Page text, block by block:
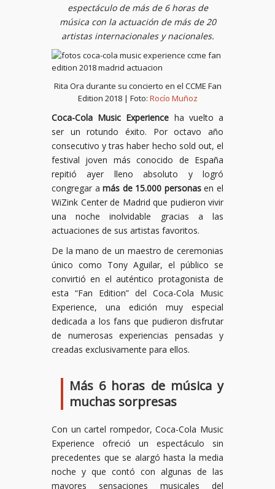
espectáculo de más de 6 horas de
música con la actuación de más de 20
artistas internacionales y nacionales.
Rita Ora durante su concierto en el CCME Fan
Edition 2018 | Foto: Rocío Muñoz
Coca-Cola Music Experience ha vuelto a
ser un rotundo éxito. Por octavo año
consecutivo y tras haber hecho sold out, el
festival joven más conocido de España
repitió ayer lleno absoluto y logró
congregar amás de 15.000 personasen el
WiZink Center de Madrid que pudieron vivir
una noche inolvidable gracias a las
actuaciones de sus artistas favoritos.
De la mano de un maestro de ceremonias
único como Tony Aguilar, el público se
convirtió en el auténtico protagonista de
esta “Fan Edition” del Coca-Cola Music
Experience, una edición muy especial
dedicada a los fans que pudieron disfrutar
de numerosas experiencias pensadas y
creadas exclusivamente para ellos.
Más 6 horas de música y
muchas sorpresas
Con un cartel rompedor, Coca-Cola Music
Experience ofreció un espectáculo sin
precedentes que se alargó hasta la media
noche y que contó con algunas de las
mayores sensaciones musicales del